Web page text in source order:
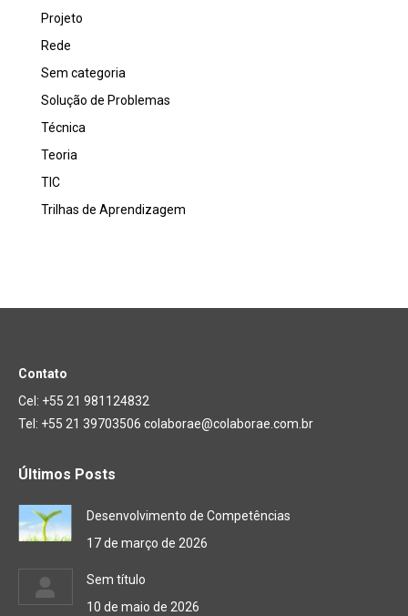
Projeto
Rede
Sem categoria
Solução de Problemas
Técnica
Teoria
TIC
Trilhas de Aprendizagem
Contato
Cel: +55 21 981124832
Tel: +55 21 39703506 colaborae@colaborae.com.br
Últimos Posts
Desenvolvimento de Competências
17 de março de 2026
Sem título
10 de maio de 2026